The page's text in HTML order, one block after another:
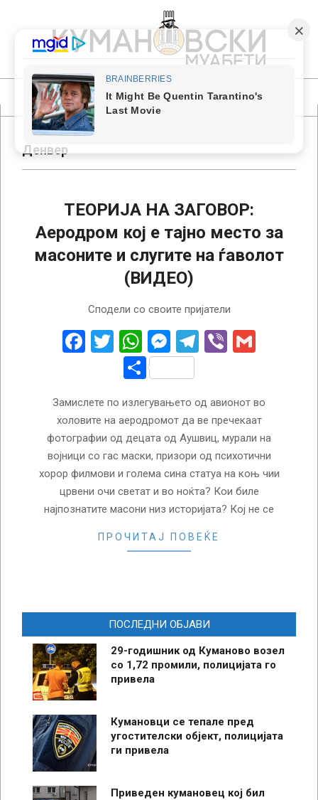
content
КУМАНОВСКИ
МУАБЕТИ
Primary
Navigation
MenuДенвер
ТЕОРИЈА НА ЗАГОВОР:
Аеродром кој е тајно место за
масоните и слугите на ѓаволот
(ВИДЕО)
Сподели со своите пријатели
Facebook
Twitter
WhatsApp
Messenger
Telegram
Viber
Share
Замислете по излегувањето од авионот во
холовите на аеродромот да ве пречекаат
фотографии од децата од Аушвиц, мурали на
војници со гас маски, призори од психотични
хорор филмови и голема сина статуа на коњ чии
црвени очи светат и во ноќта? Кои биле
најпознатите масони низ историјата? Кој не се
ПРОЧИТАЈ ПОВЕЌЕ
ПОСЛЕДНИ ОБЈАВИ
29-годишник од Куманово возел
со 1,72 промили, полицијата го
привела
Кумановци се тепале пред
угостителски објект, полицијата
ги привела
Приведен кумановец кој бил